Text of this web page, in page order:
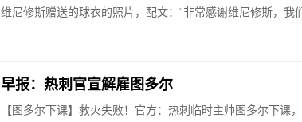
维尼修斯赠送的球衣的照片，配文：“非常感谢维尼修斯，我
早报：热刺官宣解雇图多尔
【图多尔下课】救火失败！官方：热刺临时主帅图多尔下课